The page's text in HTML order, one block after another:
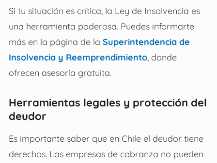
Si tu situación es crítica, la Ley de Insolvencia es
una herramienta poderosa. Puedes informarte
más en la página de la Superintendencia de
Insolvencia y Reemprendimiento, donde
ofrecen asesoría gratuita.
Herramientas legales y protección del
deudor
Es importante saber que en Chile el deudor tiene
derechos. Las empresas de cobranza no pueden